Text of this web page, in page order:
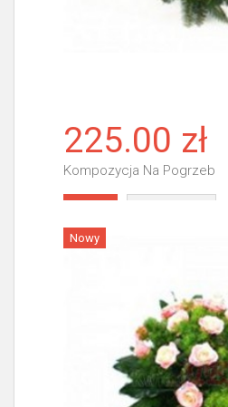
225.00 zł
Kompozycja Na Pogrzeb
Nowy